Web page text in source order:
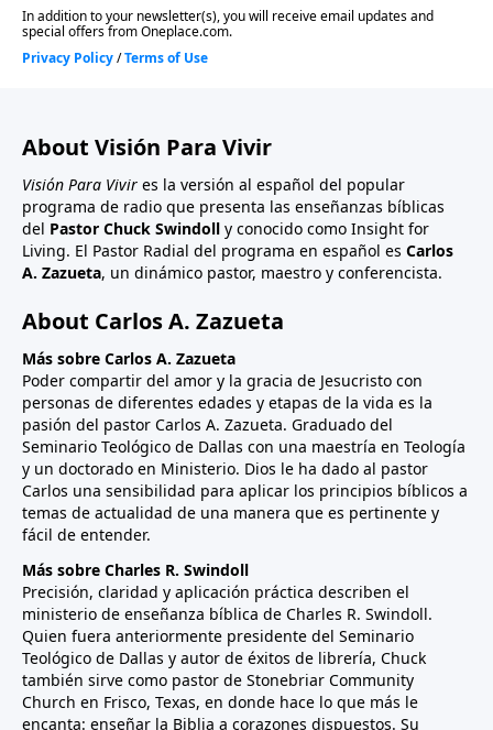
About Visión Para Vivir
Visión Para Vivir es la versión al español del popular
programa de radio que presenta las enseñanzas bíblicas
del Pastor Chuck Swindoll y conocido como Insight for
Living. El Pastor Radial del programa en español es Carlos
A. Zazueta, un dinámico pastor, maestro y conferencista.
About Carlos A. Zazueta
Más sobre Carlos A. Zazueta
Poder compartir del amor y la gracia de Jesucristo con
personas de diferentes edades y etapas de la vida es la
pasión del pastor Carlos A. Zazueta. Graduado del
Seminario Teológico de Dallas con una maestría en Teología
y un doctorado en Ministerio. Dios le ha dado al pastor
Carlos una sensibilidad para aplicar los principios bíblicos a
temas de actualidad de una manera que es pertinente y
fácil de entender.
Más sobre Charles R. Swindoll
Precisión, claridad y aplicación práctica describen el
ministerio de enseñanza bíblica de Charles R. Swindoll.
Quien fuera anteriormente presidente del Seminario
Teológico de Dallas y autor de éxitos de librería, Chuck
también sirve como pastor de Stonebriar Community
Church en Frisco, Texas, en donde hace lo que más le
encanta: enseñar la Biblia a corazones dispuestos. Su